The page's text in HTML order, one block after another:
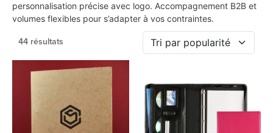
personnalisation précise avec logo. Accompagnement B2B et
volumes flexibles pour s’adapter à vos contraintes.
44 résultats